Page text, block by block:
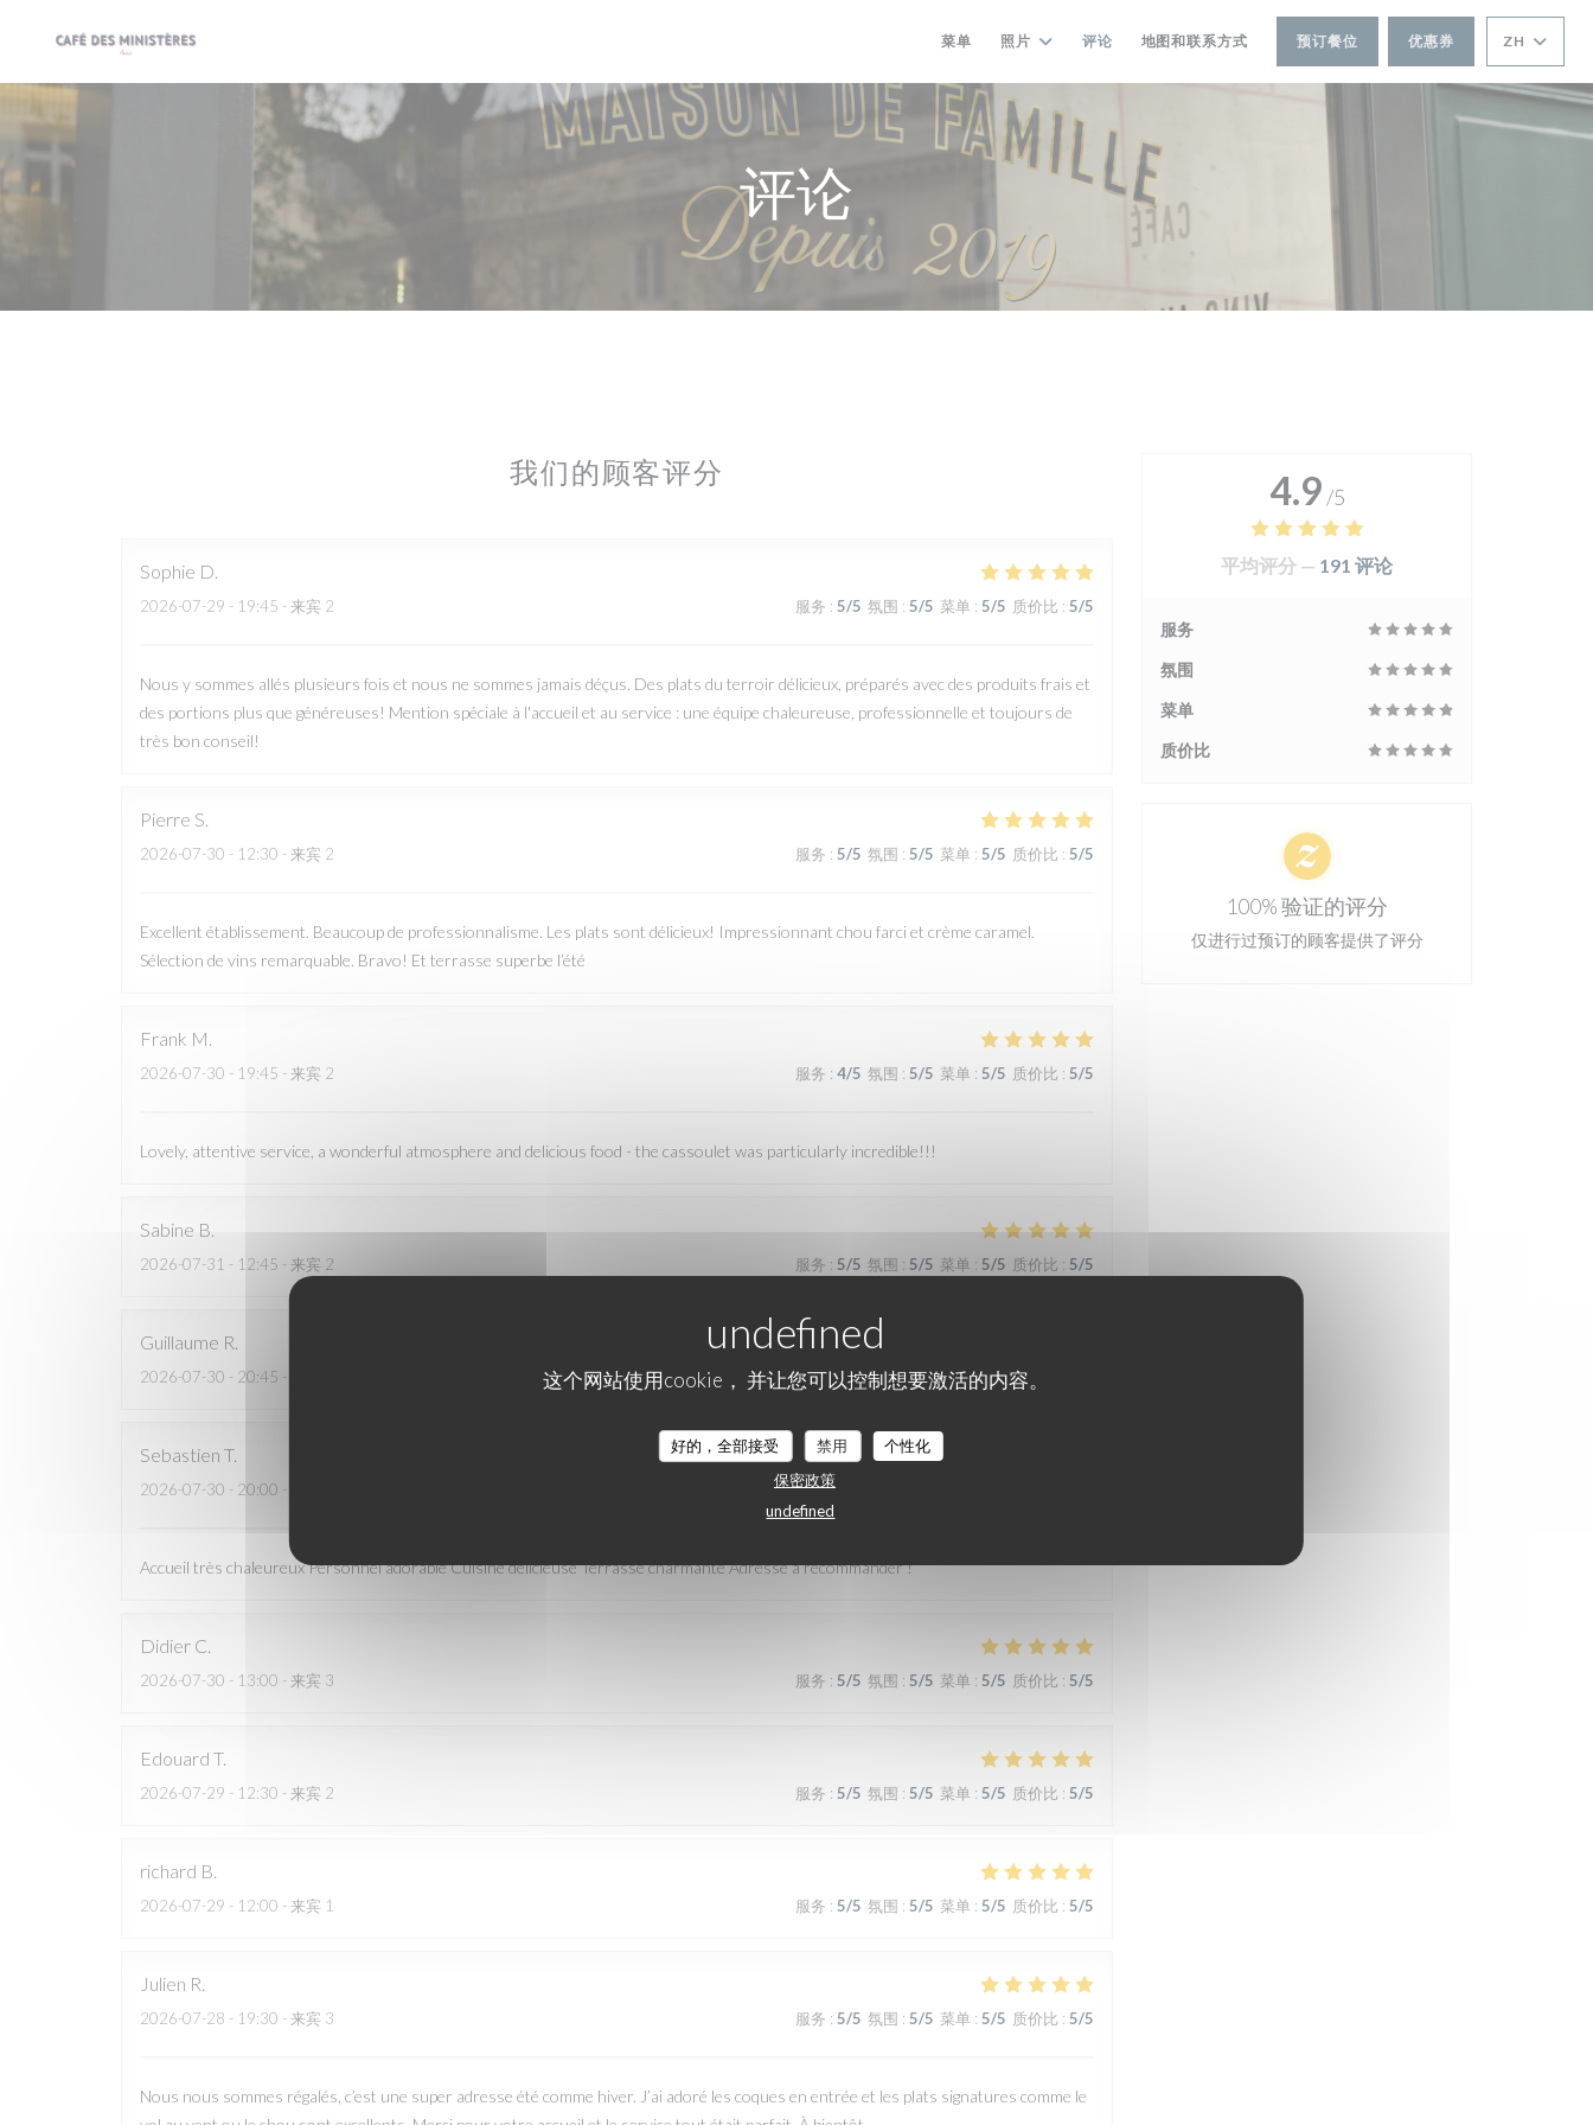
这个网站使用cookie， 并让您可以控制想要激活的内容。
好的，全部接受 禁用
个性化
保密政策
undefined
菜单 照片 评论 地图和联系方式 预订餐位 优惠券 ZH
评论
我们的顾客评分
Sophie D
2026-07-29 - 19:45 - 来宾 2 服务 : 5/5 氛围 : 5/5 菜单 : 5/5 质价比 : 5/5
Nous y sommes allés plusieurs fois et nous ne sommes jamais déçus. Des plats du terroir délicieux, préparés avec des produits frais et
des portions plus que généreuses! Mention spéciale à l'accueil et au service : une équipe chaleureuse, professionnelle et toujours de
très bon conseil!
Pierre S
2026-07-30 - 12:30 - 来宾 2 服务 : 5/5 氛围 : 5/5 菜单 : 5/5 质价比 : 5/5
Excellent établissement. Beaucoup de professionnalisme. Les plats sont délicieux! Impressionnant chou farci et crème caramel.
Sélection de vins remarquable. Bravo! Et terrasse superbe l’été
Frank M
2026-07-30 - 19:45 - 来宾 2 服务 : 4/5 氛围 : 5/5 菜单 : 5/5 质价比 : 5/5
Lovely, attentive service, a wonderful atmosphere and delicious food - the cassoulet was particularly incredible!!!
Sabine B
2026-07-31 - 12:45 - 来宾 2 服务 : 5/5 氛围 : 5/5 菜单 : 5/5 质价比 : 5/5
Guillaume R
2026-07-30 - 20:45 - 来宾 2 服务: 4/5 氛围:5/5 菜单:5/5 质价比
Sebastien T
2026-07-30 - 20:00 - 来宾 2 服务:
Accueil très chaleureux Personnel adorable Cuisine délicieuse Terrasse charmante Adresse à recommander !
Didier C
2026-07-30 - 13:00 - 来宾 3 服务 : 5/5 氛围 : 5/5 菜单 : 5/5 质价比 : 5/5
Edouard T
2026-07-29 - 12:30 - 来宾 2 服务 : 5/5 氛围 : 5/5 菜单 : 5/5 质价比 : 5/5
richard B
2026-07-29 - 12:00 - 来宾 1 服务 : 5/5 氛围 : 5/5 菜单 : 5/5 质价比 : 5/5
Julien R
2026-07-28 - 19:30 - 来宾 3 服务 : 5/5 氛围 : 5/5 菜单 : 5/5 质价比 : 5/5
Nous nous sommes régalés, c’est une super adresse été comme hiver. J’ai adoré les coques en entrée et les plats signatures comme le
4.9 /5
平均评分 — 191 评论
服务
氛围
菜单
质价比
100% 验证的评分
仅进行过预订的顾客提供了评分